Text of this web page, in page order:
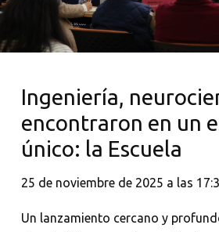
Ingeniería,
encontraron en un
único: la Escuela
25 de noviembre de 2025 a las
Un lanzamiento cercano y